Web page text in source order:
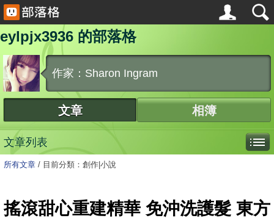
eylpjx3936 的部落格
作家：Sharon Ingram
文章 相簿
文章列表
所有文章 / 目前分類：創作|小說
搖滾甜心重建精華 免沖洗護髮 東方